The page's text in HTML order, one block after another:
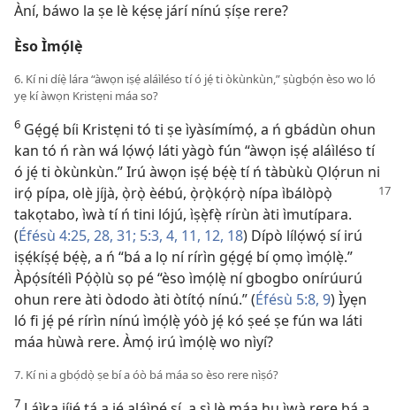
Àní, báwo la ṣe lè kẹ́sẹ járí nínú ṣíṣe rere?
Èso Ìmọ́lẹ̀
6. Kí ni díẹ̀ lára “àwọn iṣẹ́ aláìléso tí ó jẹ́ ti òkùnkùn,” ṣùgbọ́n èso wo ló
yẹ kí àwọn Kristẹni máa so?
6 Gẹ́gẹ́ bíi Kristẹni tó ti ṣe ìyàsímímọ́, a ń gbádùn ohun
kan tó ń ràn wá lọ́wọ́ láti yàgò fún “àwọn iṣẹ́ aláìléso tí
ó jẹ́ ti òkùnkùn.” Irú àwọn iṣẹ́ bẹ́ẹ̀ tí ń tàbùkù Ọlọ́run ni
irọ́ pípa, olè jíjà, ọ̀rọ̀ èébú, ọ̀rọ̀kọ́rọ̀ nípa ìbálòpọ̀
takọtabo, ìwà tí ń tini lójú, ìṣẹ̀fẹ̀ rírùn àti ìmutípara.
(Éfésù 4:25, 28, 31; 5:3, 4, 11, 12, 18) Dípò lílọ́wọ́ sí irú
iṣẹ́kíṣẹ́ bẹ́ẹ̀, a ń “bá a lọ ní rírìn gẹ́gẹ́ bí ọmọ ìmọ́lẹ̀.”
Àpọ́sítélì Pọ́ọ̀lù sọ pé “èso ìmọ́lẹ̀ ní gbogbo onírúurú
ohun rere àti òdodo àti òtítọ́ nínú.” (Éfésù 5:8, 9) Ìyẹn
ló fi jẹ́ pé rírìn nínú ìmọ́lẹ̀ yóò jẹ́ kó ṣeé ṣe fún wa láti
máa hùwà rere. Àmọ́ irú ìmọ́lẹ̀ wo nìyí?
7. Kí ni a gbọ́dọ̀ ṣe bí a óò bá máa so èso rere nìṣó?
7